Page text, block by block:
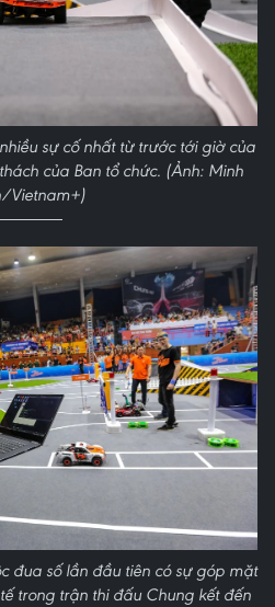
sự cố nhất từ trước tới giờ của
của Ban tổ chức. (Ảnh: Minh
Vietnam+)
đua số lần đầu tiên có sự góp mặt
trong trận thi đấu Chung kết đến